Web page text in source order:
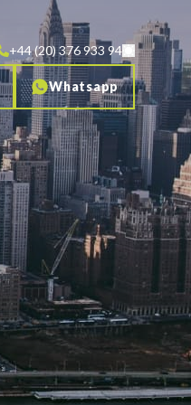
+44 (20) 376 933 94
Whatsapp